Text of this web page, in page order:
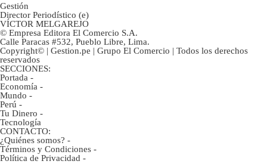
Gestión
Director Periodístico (e)
VÍCTOR MELGAREJO
© Empresa Editora El Comercio S.A.
Calle Paracas #532, Pueblo Libre, Lima.
Copyright© | Gestion.pe | Grupo El Comercio | Todos los derechos
reservados
SECCIONES:
Portada -
Economía -
Mundo -
Perú -
Tu Dinero -
Tecnología
CONTACTO:
¿Quiénes somos? -
Términos y Condiciones -
Política de Privacidad -